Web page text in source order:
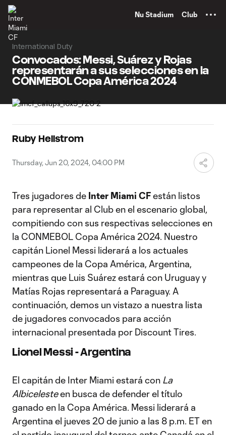
Nu Stadium Club
International Duty
Convocados: Messi, Suárez y Rojas
representarán a sus selecciones en la
CONMEBOL Copa América 2024
Ruby Hellstrom
Thursday, Jun 20, 2024, 04:00 PM
Tres jugadores de Inter Miami CFestán listos
para representar al Club en el escenario global,
compitiendo con sus respectivas selecciones en
la CONMEBOL Copa América 2024. Nuestro
capitán Lionel Messi liderará a los actuales
campeones de la Copa América, Argentina,
mientras que Luis Suárez estará con Uruguay y
Matías Rojas representará a Paraguay. A
continuación, demos un vistazo a nuestra lista
de jugadores convocados para acción
internacional presentada por Discount Tires.
Lionel Messi - Argentina
El capitán de Inter Miami estará con La
Albicelesteen busca de defender el título
ganado en la Copa América. Messi liderará a
Argentina el jueves 20 de junio a las 8 p.m. ET en